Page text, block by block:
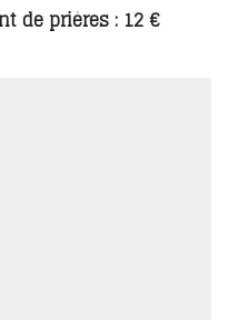
de prières : 12 €